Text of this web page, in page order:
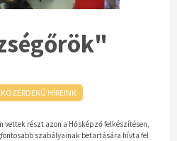
KÖZÉRDEKŰ HÍREINK
vettek részt azon a Hősképző felkészítésen,
szabályainak betartására hívta fel